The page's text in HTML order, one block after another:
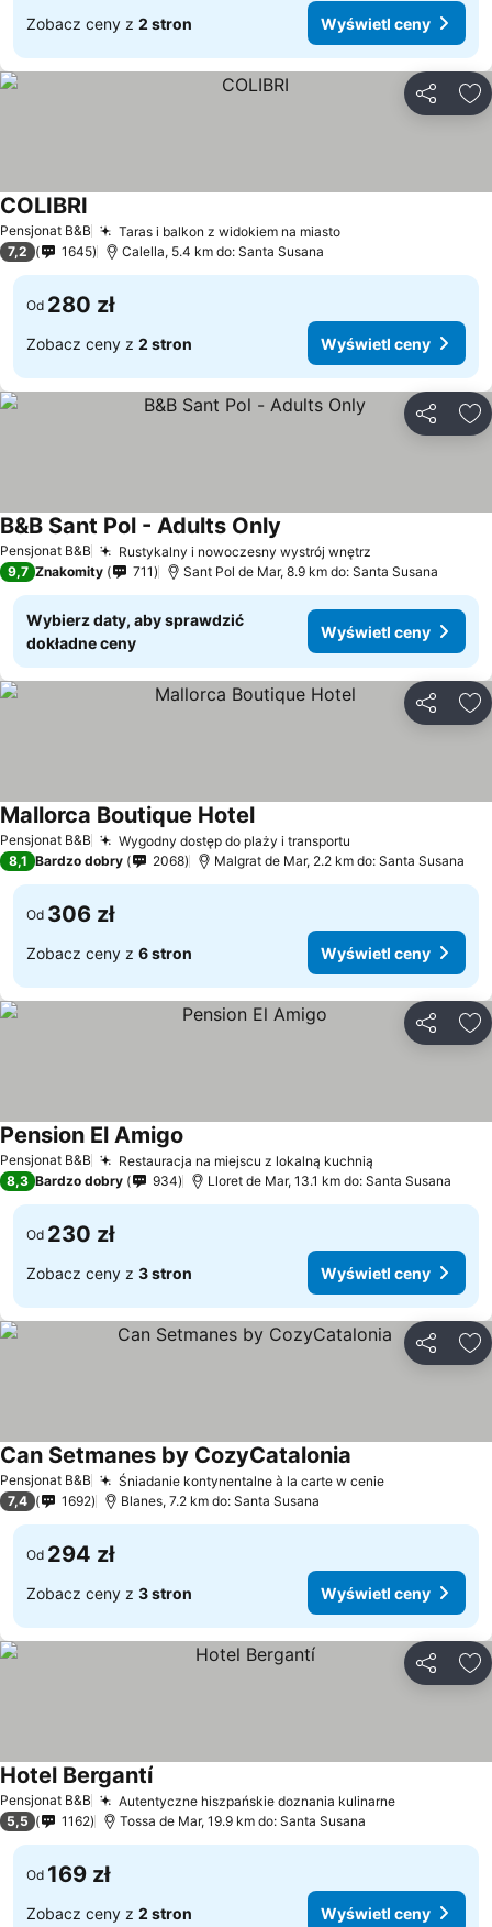
Zobacz ceny z 2 stron Wyświetl ceny
Pensjonat B&B Taras i balkon z widokiem na miastoWyświetl ceny
COLIBRI
7,2 1645 Calella, 5.4 km do: Santa Susana
Od 280 zł
Zobacz ceny z 2 stron Wyświetl ceny
Pensjonat B&B Rustykalny i nowoczesny wystrój wnętrz
B&B Sant Pol - Adults Only
9,7 Znakomity 711 Sant Pol de Mar, 8.9 km do: Santa Susana
Wybierz daty, aby sprawdzić
dokładne ceny
Wyświetl ceny
Pensjonat B&B Wygodny dostęp do plaży i transportu
Mallorca Boutique HotelWyświetl ceny
8,1 Bardzo dobry 2068 Malgrat de Mar, 2.2 km do: Santa Susana
Od 306 zł
Zobacz ceny z 6 stron Wyświetl ceny
Pensjonat B&B Restauracja na miejscu z lokalną kuchnią
Pension El Amigo
8,3 Bardzo dobry 934 Lloret de Mar, 13.1 km do: Santa Susana
Od 230 zł
Zobacz ceny z 3 stron Wyświetl ceny
Pensjonat B&B Śniadanie kontynentalne à la carte w cenieWyświetl
Can Setmanes by CozyCatalonia
7,4 1692 Blanes, 7.2 km do: Santa Susana
Od 294 zł
Zobacz ceny z 3 stron Wyświetl ceny
Pensjonat B&B Autentyczne hiszpańskie doznania kulinarneWyświetl
Hotel BergantíWyświetl ceny
5,5 1162 Tossa de Mar, 19.9 km do: Santa Susana
Od 169 zł
Zobacz ceny z 2 stron Wyświetl ceny